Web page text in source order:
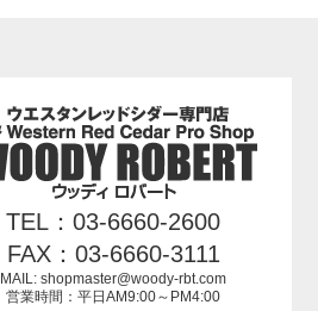
TEL：03-6660-2600
FAX：03-6660-3111
MAIL: shopmaster@woody-rbt.com
営業時間：平日AM9:00～PM4:00